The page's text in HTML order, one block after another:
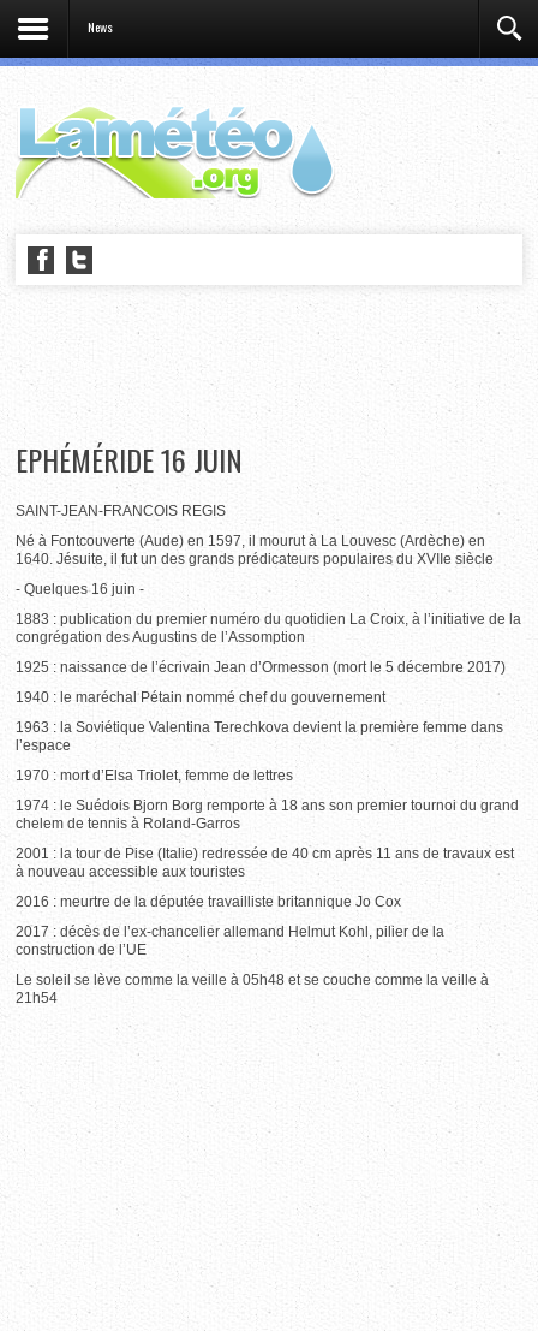
News
EPHÉMÉRIDE 16 JUIN
SAINT-JEAN-FRANCOIS REGIS
Né à Fontcouverte (Aude) en 1597, il mourut à La Louvesc (Ardèche) en
1640. Jésuite, il fut un des grands prédicateurs populaires du XVIIe siècle
- Quelques 16 juin -
1883 : publication du premier numéro du quotidien La Croix, à l’initiative de la
congrégation des Augustins de l’Assomption
1925 : naissance de l’écrivain Jean d’Ormesson (mort le 5 décembre 2017)
1940 : le maréchal Pétain nommé chef du gouvernement
1963 : la Soviétique Valentina Terechkova devient la première femme dans
l’espace
1970 : mort d’Elsa Triolet, femme de lettres
1974 : le Suédois Bjorn Borg remporte à 18 ans son premier tournoi du grand
chelem de tennis à Roland-Garros
2001 : la tour de Pise (Italie) redressée de 40 cm après 11 ans de travaux est
à nouveau accessible aux touristes
2016 : meurtre de la députée travailliste britannique Jo Cox
2017 : décès de l’ex-chancelier allemand Helmut Kohl, pilier de la
construction de l’UE
Le soleil se lève comme la veille à 05h48 et se couche comme la veille à
21h54